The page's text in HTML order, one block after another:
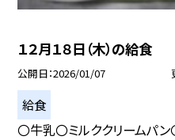
１２月１８日（木）の給食
公開日 2026/01/07
給食
〇牛乳〇ミルククリームパ